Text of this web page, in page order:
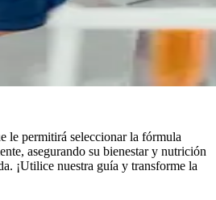
le permitirá seleccionar la fórmula
asegurando su bienestar y nutrición
¡Utilice nuestra guía y transforme la